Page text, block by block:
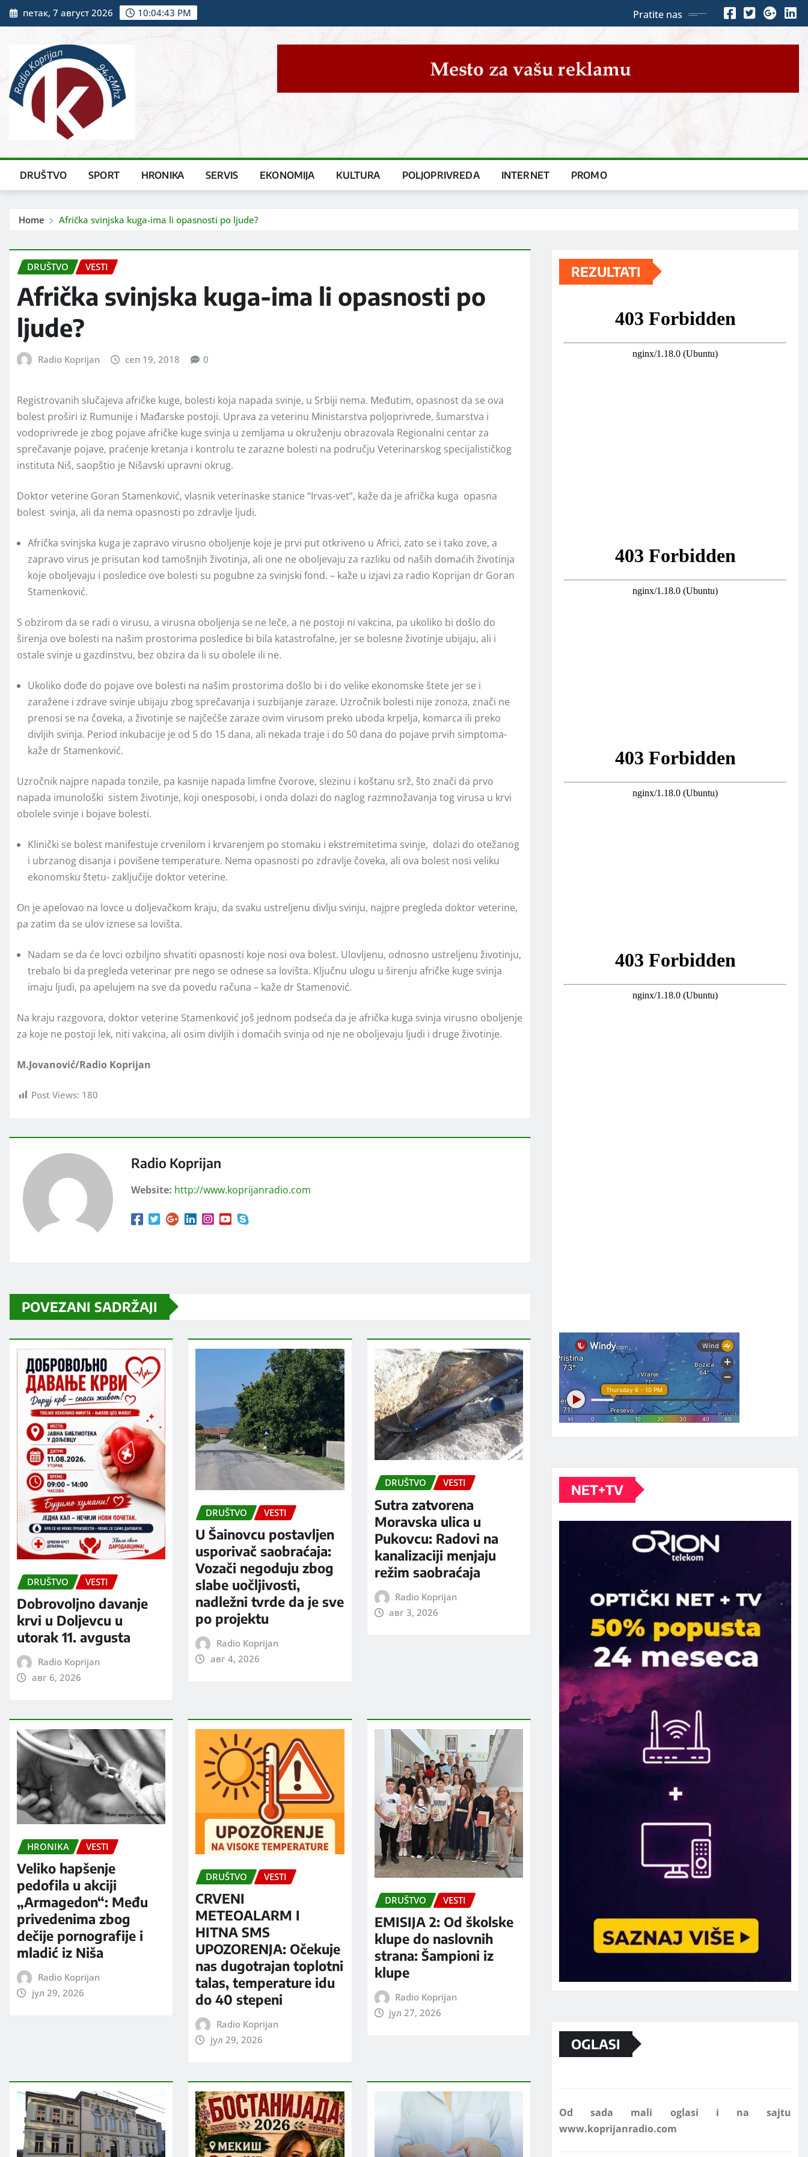
Skip
to
петак, 7 август 2026 10:04:44 PM Pratite nas
DRUŠTVO SPORT HRONIKA SERVIS EKONOMIJA KULTURA POLJOPRIVREDA INTERNET PROMO
Home Afrička svinjska kuga-ima li opasnosti po ljude?
DRUŠTVO VESTI
Afrička svinjska kuga-ima li opasnosti po
ljude?
Radio Koprijan сеп 19, 2018 0
Registrovanih slučajeva afričke kuge, bolesti koja napada svinje, u Srbiji nema. Međutim, opasnost da se ova
bolest proširi iz Rumunije i Mađarske postoji. Uprаvа zа veterinu Ministаrstvа poljoprivrede, šumаrstvа i
vodoprivrede je zbog pojave afričke kuge svinjа u zemljama u okruženju obrаzovаla Regionаlni centаr zа
sprečаvаnje pojаve, prаćenje kretаnjа i kontrolu te zarazne bolesti na području Veterinаrskog specijаlističkog
instituta Niš, saopštio je Nišavski upravni okrug.
Doktor veterine Goran Stamenković, vlasnik veterinaske stanice “Irvas-vet”, kaže da je afrička kuga opasna
bolest svinja, ali da nema opasnosti po zdravlje ljudi.
Afrička svinjska kuga je zapravo virusno oboljenje koje je prvi put otkriveno u Africi, zato se i tako zove, a
zapravo virus je prisutan kod tamošnjih životinja, ali one ne oboljevaju za razliku od naših domaćih životinja
koje oboljevaju i posledice ove bolesti su pogubne za svinjski fond. – kaže u izjavi za radio Koprijan dr Goran
Stamenković.
S obzirom da se radi o virusu, a virusna oboljenja se ne leče, a ne postoji ni vakcina, pa ukoliko bi došlo do
širenja ove bolesti na našim prostorima posledice bi bila katastrofalne, jer se bolesne životinje ubijaju, ali i
ostale svinje u gazdinstvu, bez obzira da li su obolele ili ne.
Ukoliko dođe do pojave ove bolesti na našim prostorima došlo bi i do velike ekonomske štete jer se i
zaražene i zdrave svinje ubijaju zbog sprečavanja i suzbijanje zaraze. Uzročnik bolesti nije zonoza, znači ne
prenosi se na čoveka, a životinje se najčećše zaraze ovim virusom preko uboda krpelja, komarca ili preko
divljih svinja. Period inkubacije je od 5 do 15 dana, ali nekada traje i do 50 dana do pojave prvih simptoma-
kaže dr Stamenković.
Uzročnik najpre napada tonzile, pa kasnije napada limfne čvorove, slezinu i koštanu srž, što znači da prvo
napada imunološki sistem životinje, koji onesposobi, i onda dolazi do naglog razmnožavanja tog virusa u krvi
obolele svinje i bojave bolesti.
Klinički se bolest manifestuje crvenilom i krvarenjem po stomaku i ekstremitetima svinje, dolazi do otežanog
i ubrzanog disanja i povišene temperature. Nema opasnosti po zdravlje čoveka, ali ova bolest nosi veliku
ekonomsku štetu- zaključije doktor veterine.
On je apelovao na lovce u doljevačkom kraju, da svaku ustreljenu divlju svinju, najpre pregleda doktor veterine,
pa zatim da se ulov iznese sa lovišta.
Nadam se da će lovci ozbiljno shvatiti opasnosti koje nosi ova bolest. Ulovljenu, odnosno ustreljenu životinju,
trebalo bi da pregleda veterinar pre nego se odnese sa lovišta. Ključnu ulogu u širenju afričke kuge svinja
imaju ljudi, pa apelujem na sve da povedu računa – kaže dr Stamenović.
Na kraju razgovora, doktor veterine Stamenković još jednom podseća da je afrička kuga svinja virusno oboljenje
za koje ne postoji lek, niti vakcina, ali osim divljih i domaćih svinja od nje ne oboljevaju ljudi i druge životinje.
M.Jovanović/Radio Koprijan
Post Views: 180
Radio Koprijan
Website: http://www.koprijanradio.com
POVEZANI SADRŽAJI
DRUŠTVO VESTI
Dobrovoljno davanje
krvi u Doljevcu u
utorak 11. avgusta
Radio Koprijan
авг 6, 2026
DRUŠTVO VESTI
U Šainovcu postavljen
usporivač saobraćaja:
Vozači negoduju zbog
slabe uočljivosti,
nadležni tvrde da je sve
po projektu
Radio Koprijan
авг 4, 2026
DRUŠTVO VESTI
Sutra zatvorena
Moravska ulica u
Pukovcu: Radovi na
kanalizaciji menjaju
režim saobraćaja
Radio Koprijan
авг 3, 2026
HRONIKA VESTI
Veliko hapšenje
pedofila u akciji
„Armagedon“: Među
privedenima zbog
dečije pornografije i
mladić iz Niša
Radio Koprijan
јул 29, 2026
DRUŠTVO VESTI
CRVENI
METEOALARM I
HITNA SMS
UPOZORENJA: Očekuje
nas dugotrajan toplotni
talas, temperature idu
do 40 stepeni
Radio Koprijan
јул 29, 2026
DRUŠTVO VESTI
EMISIJA 2: Od školske
klupe do naslovnih
strana: Šampioni iz
klupe
Radio Koprijan
јул 27, 2026
REZULTATI
NET+TV
OGLASI
Marketing telefon 062 463 002
www.koprijanradio.com